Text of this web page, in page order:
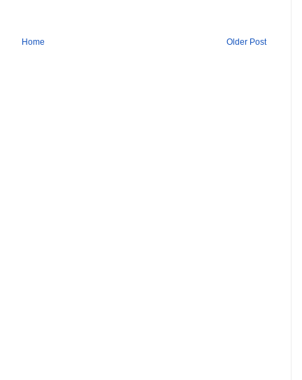
Older Post
Home